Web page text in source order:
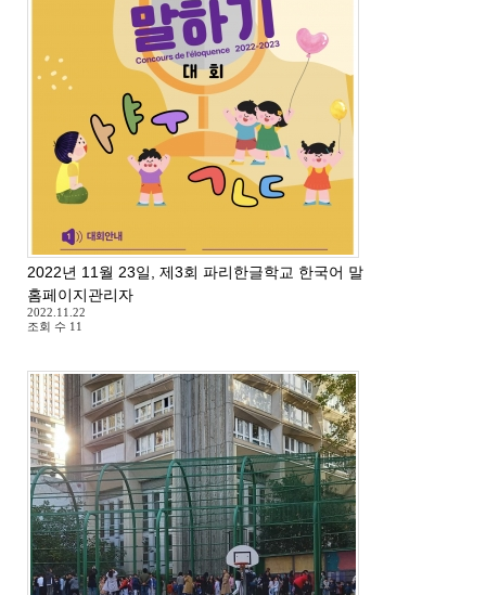
2022년 11월 23일, 제3회 파리한글학교 한국어 말하기 대회
홈페이지관리자
2022.11.22
조회 수 11